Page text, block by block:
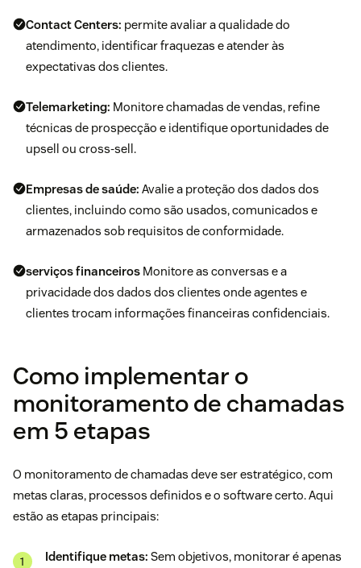
Contact Centers: permite avaliar a qualidade do
atendimento, identificar fraquezas e atender às
expectativas dos clientes.
Telemarketing: Monitore chamadas de vendas, refine
técnicas de prospecção e identifique oportunidades de
upsell ou cross-sell.
Empresas de saúde: Avalie a proteção dos dados dos
clientes, incluindo como são usados, comunicados e
armazenados sob requisitos de conformidade.
serviços financeiros Monitore as conversas e a
privacidade dos dados dos clientes onde agentes e
clientes trocam informações financeiras confidenciais.
Como implementar o
monitoramento de chamadas
em 5 etapas
O monitoramento de chamadas deve ser estratégico, com
metas claras, processos definidos e o software certo. Aqui
estão as etapas principais:
Identifique metas: Sem objetivos, monitorar é apenas